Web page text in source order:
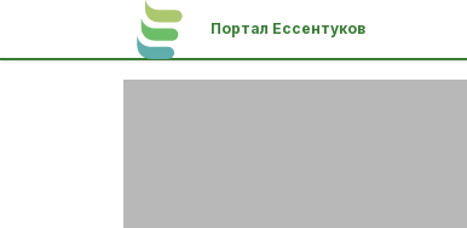
Портал Ессентуков